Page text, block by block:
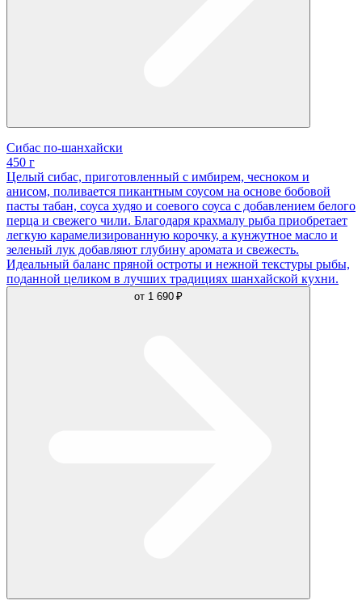
Сибас по-шанхайски
450 г
Целый сибас, приготовленный с имбирем, чесноком и
анисом, поливается пикантным соусом на основе бобовой
пасты табан, соуса худяо и соевого соуса с добавлением белого
перца и свежего чили. Благодаря крахмалу рыба приобретает
легкую карамелизированную корочку, а кунжутное масло и
зеленый лук добавляют глубину аромата и свежесть.
Идеальный баланс пряной остроты и нежной текстуры рыбы,
поданной целиком в лучших традициях шанхайской кухни.
от 1 690 ₽